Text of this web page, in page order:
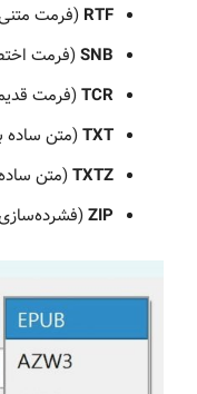
RTF (فرمت
SNB(فرمت
TCR(فرمت
TXT(متن ساده
TXTZ(متن
ZIP